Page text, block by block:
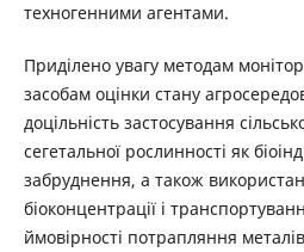
техногенними агентами.
Приділено увагу методам
засобам оцінки стану
доцільність застосування
сегетальної рослинності як
забруднення, а також
біоконцентрації і
ймовірності потрапляння